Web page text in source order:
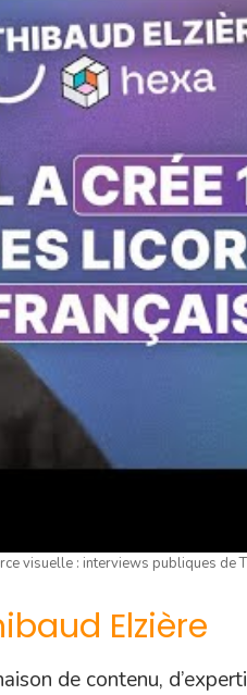
visuelle : interviews publiques de
Elzière
de contenu,